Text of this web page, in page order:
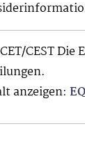
CEST
anzeigen: